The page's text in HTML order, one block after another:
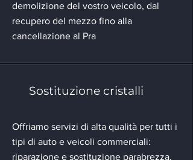
demolizione del vostro veicolo, dal
recupero del mezzo fino alla
cancellazione al Pra
Sostituzione cristalli
Offriamo servizi di alta qualità per tutti i
tipi di auto e veicoli commerciali:
riparazione e sostituzione parabrezza,